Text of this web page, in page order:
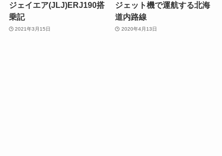
ジェイエア(JLJ)ERJ190搭
乗記
2021年3月15日
ジェット機で運航する北海
道内路線
2020年4月13日